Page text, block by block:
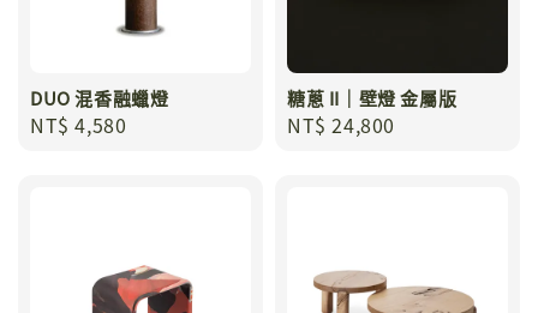
DUO 混香融蠟燈
Regular
NT$ 4,580
糖蔥 II｜壁燈 金屬版
Regular
NT$ 24,800